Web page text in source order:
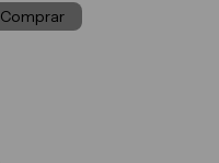
Comprar